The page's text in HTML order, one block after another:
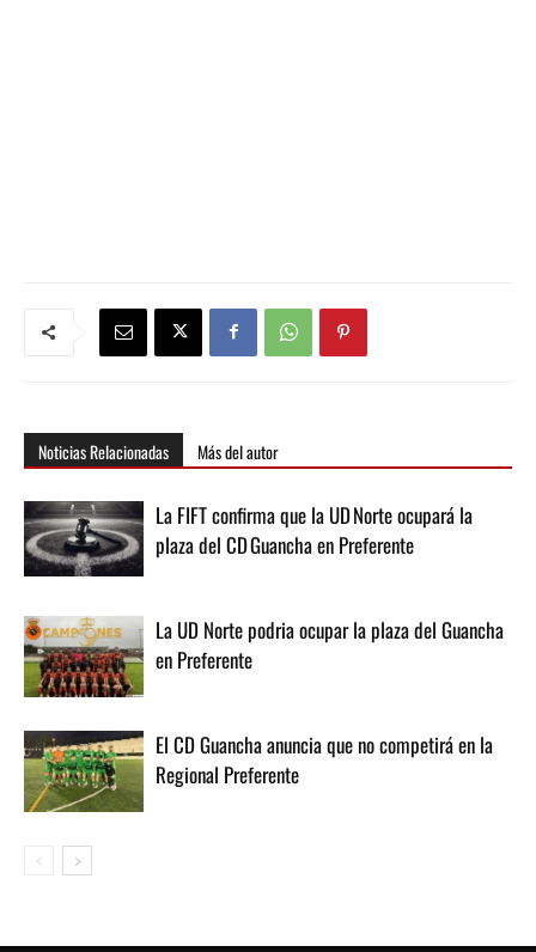
Noticias Relacionadas Más del autor
La FIFT confirma que la UD Norte ocupará la
plaza del CD Guancha en Preferente
La UD Norte podria ocupar la plaza del Guancha
en Preferente
El CD Guancha anuncia que no competirá en la
Regional Preferente